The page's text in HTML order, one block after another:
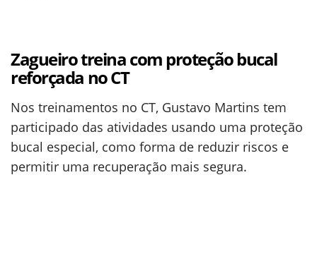
Zagueiro treina com proteção bucal
reforçada no CT
Nos treinamentos no CT, Gustavo Martins tem
participado das atividades usando uma proteção
bucal especial, como forma de reduzir riscos e
permitir uma recuperação mais segura.